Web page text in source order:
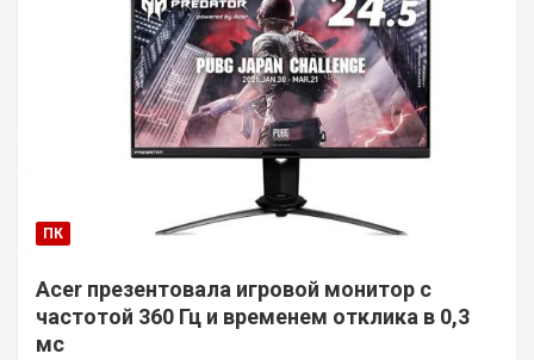
ПК
Acer презентовала игровой монитор с
частотой 360 Гц и временем отклика в 0,3
мс